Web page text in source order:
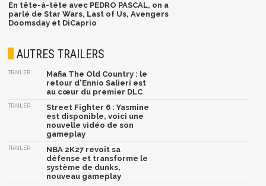
En tête-à-tête avec PEDRO PASCAL, on a
parlé de Star Wars, Last of Us, Avengers
Doomsday et DiCaprio
AUTRES TRAILERS
TRAILER
Mafia The Old Country : le
retour d'Ennio Salieri est
au cœur du premier DLC
TRAILER
Street Fighter 6 : Yasmine
est disponible, voici une
nouvelle vidéo de son
gameplay
TRAILER
NBA 2K27 revoit sa
défense et transforme le
système de dunks,
nouveau gameplay